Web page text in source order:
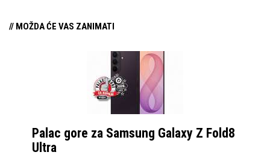
// MOŽDA ĆE VAS ZANIMATI
Palac gore za Samsung Galaxy Z Fold8
Ultra